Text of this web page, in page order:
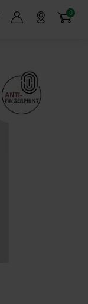
Angebote 0
Artikel